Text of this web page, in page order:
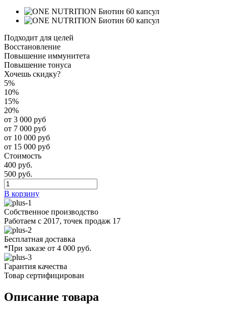
Подходит для целей
Восстановление
Повышение иммунитета
Повышение тонуса
Хочешь скидку?
5%
10%
15%
20%
от 3 000 руб
от 7 000 руб
от 10 000 руб
от 15 000 руб
Стоимость
400 руб.
500 руб.
В корзину
Собственное производство
Работаем с 2017, точек продаж 17
Бесплатная доставка
*При заказе от 4 000 руб.
Гарантия качества
Товар сертифицирован
Описание товара